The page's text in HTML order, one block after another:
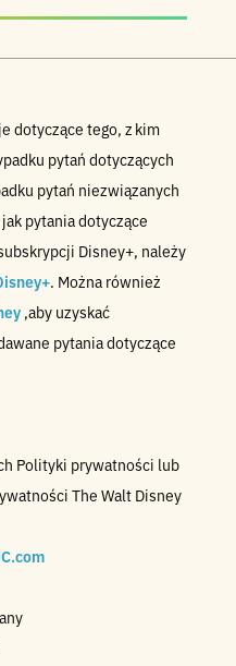
dotyczące tego, z kim
pytań dotyczących
pytań niezwiązanych
pytania dotyczące
Disney+, należy
. Można również
,aby uzyskać
pytania dotyczące
Polityki prywatności lub
The Walt Disney